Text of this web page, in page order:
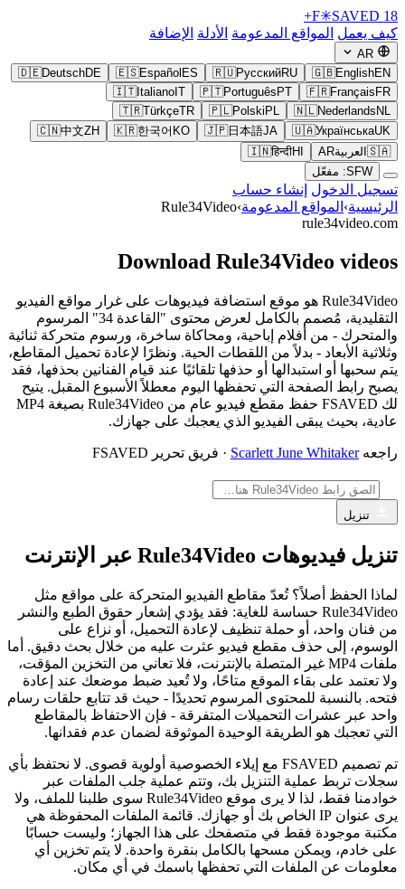
F✳SAVED 18+
كيف يعمل المواقع المدعومة الأدلة الإضافة
AR
🇬🇧EnglishEN
🇷🇺РусскийRU
🇪🇸Español ES
🇩🇪DeutschDE
🇫🇷Français FR
🇵🇹Português PT
🇮🇹Italiano IT
🇳🇱Nederlands NL
🇵🇱Polski PL
🇹🇷TürkçeTR
🇺🇦УкраїнськаUK
🇯🇵日本語JA
🇰🇷한국어 KO
🇨🇳中文ZH
🇸🇦 العربيةAR
🇮🇳हिन्दीHI
SFW: مفعّل
تسجيل الدخول إنشاء حساب
الرئيسية› المواقع المدعومة›
Rule34Video
rule34video.com
Download Rule34Video videos
Rule34Video هو موقع استضافة فيديوهات على غرار مواقع الفيديو
التقليدية، مُصمم بالكامل لعرض محتوى "القاعدة 34" المرسوم
والمتحرك - من أفلام إباحية، ومحاكاة ساخرة، ورسوم متحركة ثنائية
وثلاثية الأبعاد - بدلاً من اللقطات الحية. ونظرًا لإعادة تحميل المقاطع،
يتم سحبها أو استبدالها أو حذفها تلقائيًا عند قيام الفنانين بحذفها، فقد
يصبح رابط الصفحة التي تحفظها اليوم معطلاً الأسبوع المقبل. يتيح
لك FSAVED حفظ مقطع فيديو عام من Rule34Video بصيغة MP4
عادية، بحيث يبقى الفيديو الذي يعجبك على جهازك.
راجعهScarlett June Whitaker · فريق تحرير FSAVED
تنزيل
تنزيل فيديوهات Rule34Video عبر الإنترنت
لماذا الحفظ أصلاً؟ تُعدّ مقاطع الفيديو المتحركة على مواقع مثل
Rule34Video حساسة للغاية: فقد يؤدي إشعار حقوق الطبع والنشر
من فنان واحد، أو حملة تنظيف لإعادة التحميل، أو نزاع على
الوسوم، إلى حذف مقطع فيديو عثرت عليه من خلال بحث دقيق. أما
ملفات MP4 غير المتصلة بالإنترنت، فلا تعاني من التخزين المؤقت،
ولا تعتمد على بقاء الموقع متاحًا، ولا تُعيد ضبط موضعك عند إعادة
فتحه. بالنسبة للمحتوى المرسوم تحديدًا - حيث قد تتابع حلقات رسام
واحد عبر عشرات التحميلات المتفرقة - فإن الاحتفاظ بالمقاطع
التي تعجبك هو الطريقة الوحيدة الموثوقة لضمان عدم فقدانها.
تم تصميم FSAVED مع إيلاء الخصوصية أولوية قصوى. لا نحتفظ بأي
سجلات تربط عملية التنزيل بك، وتتم عملية جلب الملفات عبر
خوادمنا فقط، لذا لا يرى موقع Rule34Video سوى طلبنا للملف، ولا
يرى عنوان IP الخاص بك أو جهازك. قائمة الملفات المحفوظة هي
مكتبة موجودة فقط في متصفحك على هذا الجهاز؛ وليست حسابًا
على خادم، ويمكن مسحها بالكامل بنقرة واحدة. لا يتم تخزين أي
معلومات عن الملفات التي تحفظها باسمك في أي مكان.